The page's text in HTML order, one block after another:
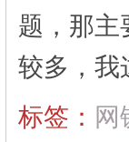
题，那主
较多，
标签： 网